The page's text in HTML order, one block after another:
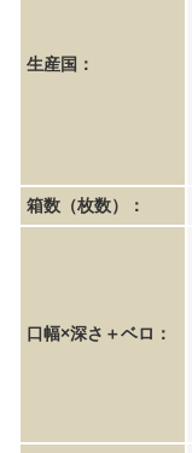
生産国：
箱数（枚数）：
口幅×深さ＋ベロ：